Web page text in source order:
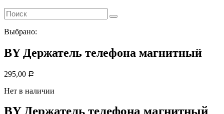
Выбрано:
BY Держатель телефона магнитный
295,00 Р
Нет в наличии
BY Держатель телефона магнитный